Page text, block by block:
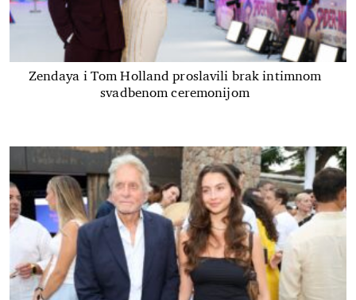
Zendaya i Tom Holland proslavili brak intimnom
svadbenom ceremonijom